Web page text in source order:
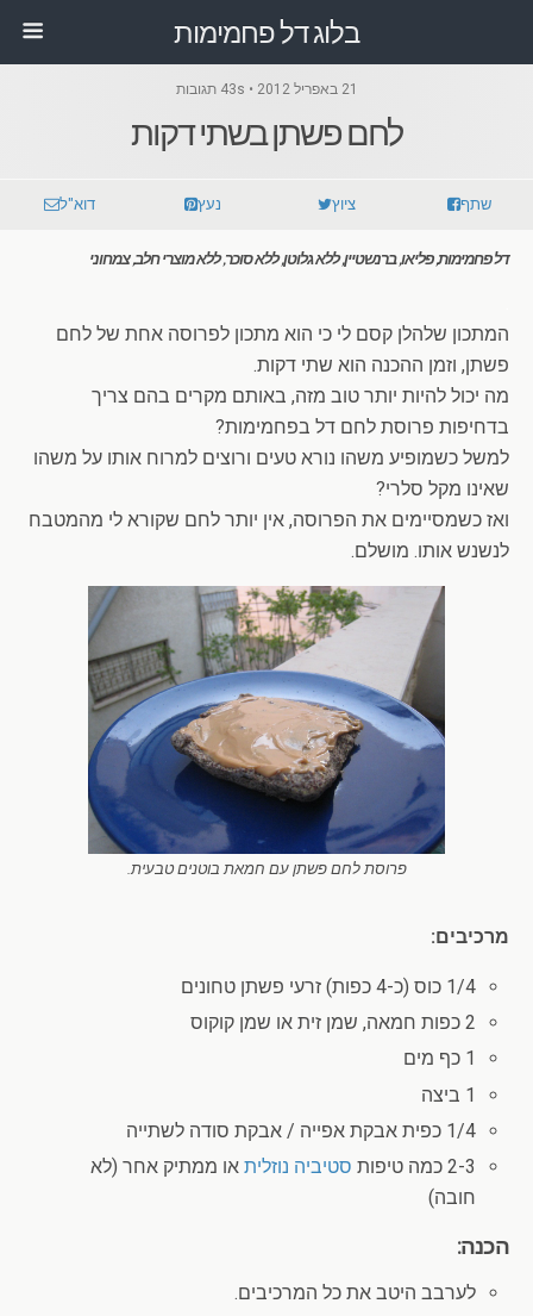
בלוג דל פחמימות
21 באפריל 2012 • 43s תגובות
לחם פשתן בשתי דקות
שתף ציוץ נעץ דוא"ל
דל פחמימות, פליאו, ברנשטיין, ללא גלוטן, ללא סוכר, ללא מוצרי חלב, צמחוני
המתכון שלהלן קסם לי כי הוא מתכון לפרוסה אחת של לחם
פשתן, וזמן ההכנה הוא שתי דקות.
מה יכול להיות יותר טוב מזה, באותם מקרים בהם צריך
בדחיפות פרוסת לחם דל בפחמימות?
למשל כשמופיע משהו נורא טעים ורוצים למרוח אותו על משהו
שאינו מקל סלרי?
ואז כשמסיימים את הפרוסה, אין יותר לחם שקורא לי מהמטבח
לנשנש אותו. מושלם.
פרוסת לחם פשתן עם חמאת בוטנים טבעית.
מרכיבים:
1/4 כוס (כ-4 כפות) זרעי פשתן טחונים
2 כפות חמאה, שמן זית או שמן קוקוס
1 כף מים
1 ביצה
1/4 כפית אבקת אפייה / אבקת סודה לשתייה
2-3 כמה טיפות
סטיביה נוזלית או ממתיק אחר (לא
חובה)
הכנה:
לערבב היטב את כל המרכיבים.